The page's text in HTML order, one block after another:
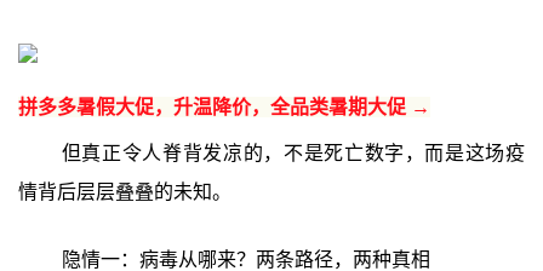
拼多多暑假大促，升温降价，全品类暑期大促 →
但真正令人脊背发凉的，不是死亡数字，而是这场疫
情背后层层叠叠的未知。
隐情一：病毒从哪来？两条路径，两种真相